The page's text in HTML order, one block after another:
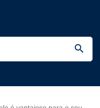
search